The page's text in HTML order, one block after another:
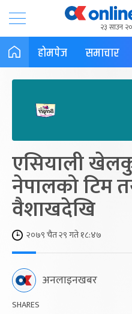
२३ साउन
होमपेज समाचार
एसियाली
नेपालको टिम
वैशाखदेखि
२०७९ चैत २९ गते १८:४७
अनलाइनखबर
SHARES